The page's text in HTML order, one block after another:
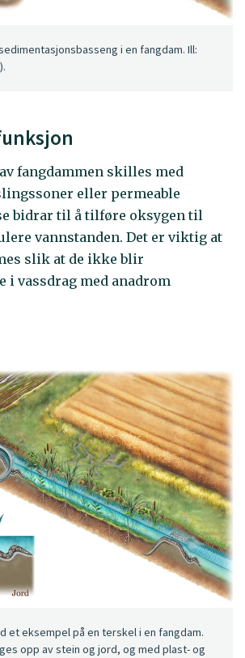
i en fangdam. Ill:
fangdammen skilles med
eller permeable
bidrar til å tilføre oksygen til
vannstanden. Det er viktig at
slik at de ikke blir
i vassdrag med anadrom
et eksempel på en terskel i en fangdam.
opp av stein og jord, og med plast- og